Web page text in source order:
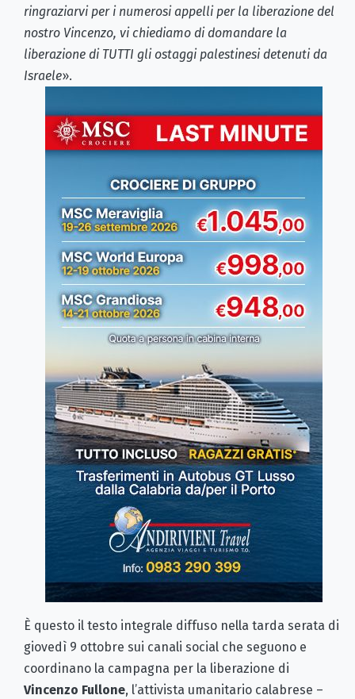
ringraziarvi per i numerosi appelli per la liberazione del
nostro Vincenzo, vi chiediamo di domandare la
liberazione di TUTTI gli ostaggi palestinesi detenuti da
Israele».
È questo il testo integrale diffuso nella tarda serata di
giovedì 9 ottobre sui canali social che seguono e
coordinano la campagna per la liberazione di
Vincenzo Fullone, l’attivista umanitario calabrese –